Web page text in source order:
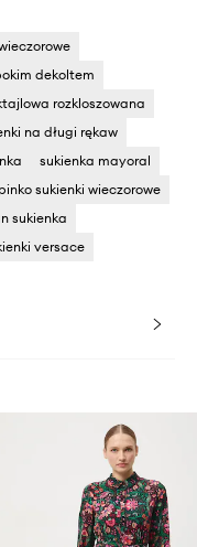
dekoltem
rozkloszowana
na długi rękaw
sukienka mayoral
pinko sukienki wieczorowe
sukienka
versace